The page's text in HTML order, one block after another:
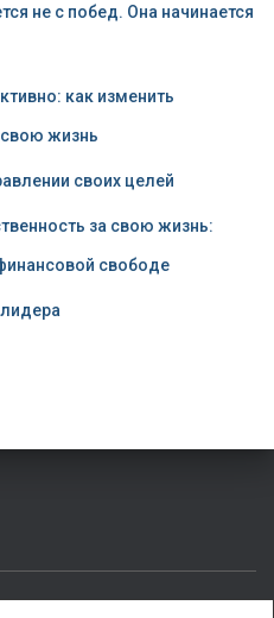
не с побед. Она начинается
как изменить
жизнь
своих целей
за свою жизнь:
свободе